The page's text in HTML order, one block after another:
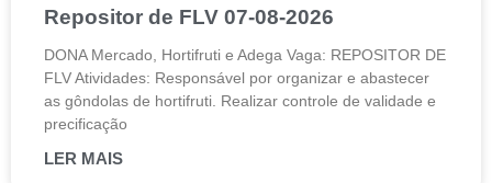
Repositor de FLV 07-08-2026
DONA Mercado, Hortifruti e Adega Vaga: REPOSITOR DE
FLV Atividades: Responsável por organizar e abastecer
as gôndolas de hortifruti. Realizar controle de validade e
precificação
LER MAIS